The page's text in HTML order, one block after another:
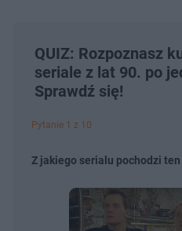
QUIZ: Rozpoznasz
seriale z lat 90. po
Sprawdź się!
Pytanie 1 z 10
Z jakiego serialu pochodzi ten